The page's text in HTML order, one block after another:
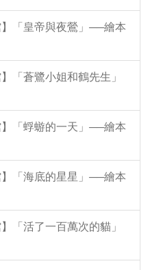
「皇帝與夜鶯」──繪本
「蒼鷺小姐和鶴先生」
「蜉蝣的一天」──繪本
「海底的星星」──繪本
「活了一百萬次的貓」